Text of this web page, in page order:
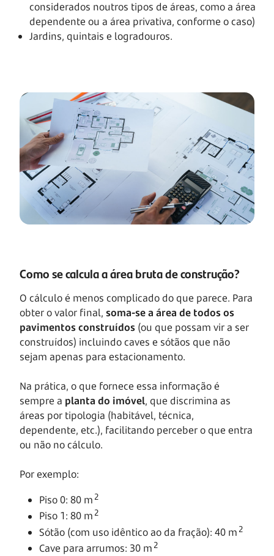
considerados noutros tipos de áreas, como a área
dependente ou a área privativa, conforme o caso)
Jardins, quintais e logradouros.
Como se calcula a área bruta de construção?
O cálculo é menos complicado do que parece. Para
obter o valor final, soma-se a área de todos os
pavimentos construídos (ou que possam vir a ser
construídos) incluindo caves e sótãos que não
sejam apenas para estacionamento.
Na prática, o que fornece essa informação é
sempre a planta do imóvel, que discrimina as
áreas por tipologia (habitável, técnica,
dependente, etc.), facilitando perceber o que entra
ou não no cálculo.
Por exemplo:
Piso 0: 80 m 2
Piso 1: 80 m 2
Sótão (com uso idêntico ao da fração): 40 m 2
Cave para arrumos: 30 m 2